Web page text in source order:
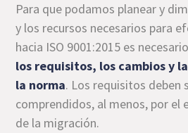
Para que podamos planear y
y los recursos necesarios para
hacia ISO 9001:2015 es necesario
los requisitos, los cambios y
la norma. Los requisitos deben
comprendidos, al menos, por el
de la migración.